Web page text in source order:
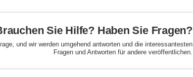
Sie Hilfe? Haben Sie Fragen?
und wir werden umgehend antworten und die interessantesten
Fragen und Antworten für andere veröffentlichen.